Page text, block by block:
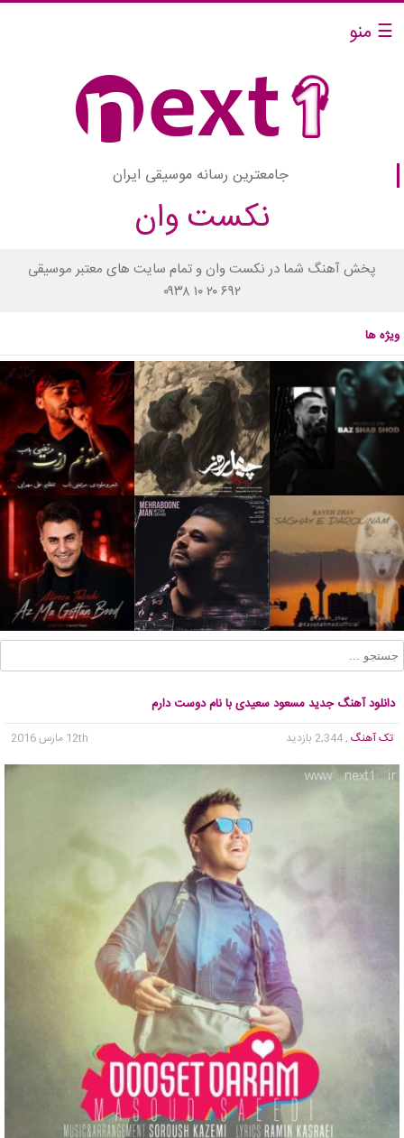
☰ منو
جامعترین رسانه موسیقی ایران
نکست وان
پخش آهنگ شما در نکست وان و تمام سایت های معتبر موسیقی
۰۹۳۸ ۱۰ ۲۰ ۶۹۲
ویژه ها
دانلود آهنگ جدید مسعود سعیدی با نام دوست دارم
تک آهنگ , 2,344 بازدید 12th مارس 2016